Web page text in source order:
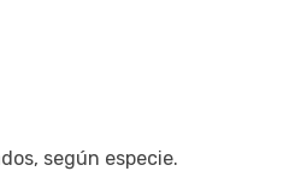
según especie.